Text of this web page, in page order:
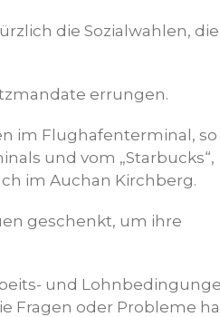
die Sozialwahlen,
errungen.
im Flughafenterminal, so
und vom „Starbucks“,
im Auchan Kirchberg.
geschenkt, um ihre
und
Fragen oder Probleme